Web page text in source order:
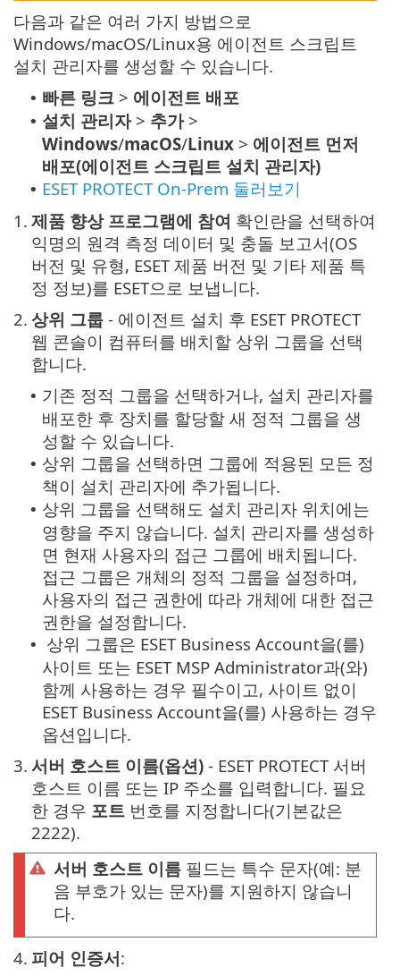
다음과 같은 여러 가지 방법으로
Windows/macOS/Linux용 에이전트 스크립트
설치 관리자를 생성할 수 있습니다.
• 빠른 링크 > 에이전트 배포
• 설치 관리자> 추가>
Windows/macOS/Linux > 에이전트 먼저
배포(에이전트 스크립트 설치 관리자)
• ESET PROTECT On-Prem 둘러보기
1. 제품 향상 프로그램에 참여 확인란을 선택하여
익명의 원격 측정 데이터 및 충돌 보고서(OS
버전 및 유형, ESET 제품 버전 및 기타 제품 특
정 정보)를 ESET으로 보냅니다.
2. 상위 그룹 - 에이전트 설치 후 ESET PROTECT
웹 콘솔이 컴퓨터를 배치할 상위 그룹을 선택
합니다.
• 기존 정적 그룹을 선택하거나, 설치 관리자를
배포한 후 장치를 할당할 새 정적 그룹을 생
성할 수 있습니다.
• 상위 그룹을 선택하면 그룹에 적용된 모든 정
책이 설치 관리자에 추가됩니다.
• 상위 그룹을 선택해도 설치 관리자 위치에는
영향을 주지 않습니다. 설치 관리자를 생성하
면 현재 사용자의 접근 그룹에 배치됩니다.
접근 그룹은 개체의 정적 그룹을 설정하며,
사용자의 접근 권한에 따라 개체에 대한 접근
권한을 설정합니다.
•
상위 그룹은 ESET Business Account을(를)
사이트 또는 ESET MSP Administrator과(와)
함께 사용하는 경우 필수이고, 사이트 없이
ESET Business Account을(를) 사용하는 경우
옵션입니다.
3. 서버 호스트 이름(옵션) - ESET PROTECT 서버
호스트 이름 또는 IP 주소를 입력합니다. 필요
한 경우 포트 번호를 지정합니다(기본값은
2222).
서버 호스트 이름 필드는 특수 문자(예: 분
음 부호가 있는 문자)를 지원하지 않습니
다.
4. 피어 인증서: